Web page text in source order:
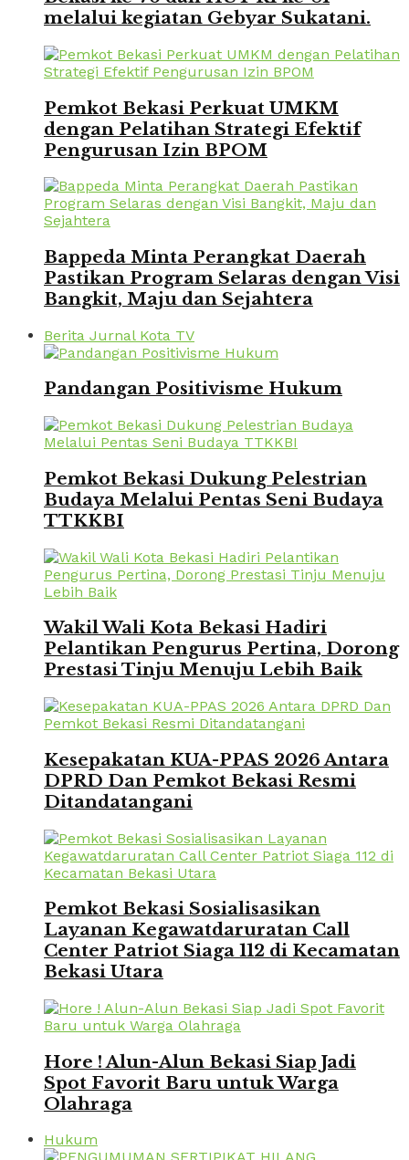
melalui kegiatan Gebyar Sukatani.
Pemkot Bekasi Perkuat UMKM
dengan Pelatihan Strategi Efektif
Pengurusan Izin BPOM
Bappeda Minta Perangkat Daerah
Pastikan Program Selaras dengan Visi
Bangkit, Maju dan Sejahtera
Berita Jurnal Kota TV
Pandangan Positivisme Hukum
Pemkot Bekasi Dukung Pelestrian
Budaya Melalui Pentas Seni Budaya
TTKKBI
Wakil Wali Kota Bekasi Hadiri
Pelantikan Pengurus Pertina, Dorong
Prestasi Tinju Menuju Lebih Baik
Kesepakatan KUA-PPAS 2026 Antara
DPRD Dan Pemkot Bekasi Resmi
Ditandatangani
Pemkot Bekasi Sosialisasikan
Layanan Kegawatdaruratan Call
Center Patriot Siaga 112 di Kecamatan
Bekasi Utara
Hore ! Alun-Alun Bekasi Siap Jadi
Spot Favorit Baru untuk Warga
Olahraga
Hukum